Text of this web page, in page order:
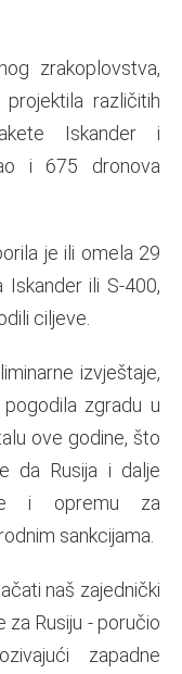
zrakoplovstva,
različitih
Iskander i
i 675 dronova
je ili omela 29
ili S-400,
ciljeve.
izvještaje,
zgradu u
ove godine, što
da Rusija i dalje
i opremu za
sankcijama.
naš zajednički
za Rusiju - poručio
zapadne